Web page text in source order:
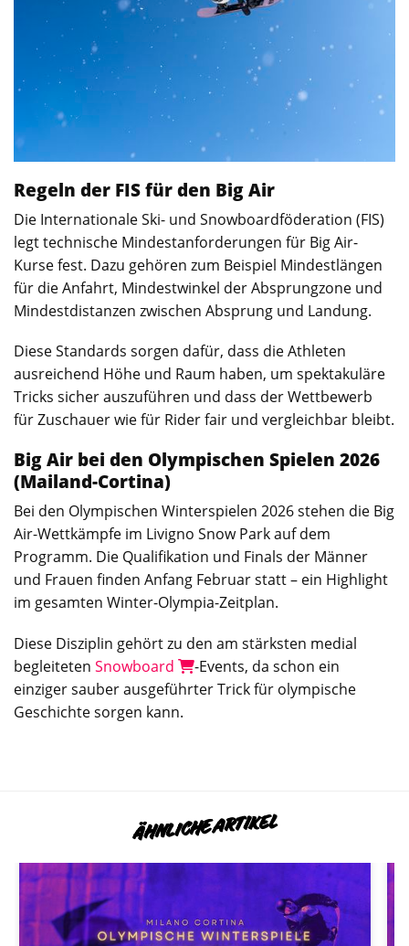
Regeln der FIS für den Big Air
Die Internationale Ski- und Snowboardföderation (FIS)
legt technische Mindestanforderungen für Big Air-
Kurse fest. Dazu gehören zum Beispiel Mindestlängen
für die Anfahrt, Mindestwinkel der Absprungzone und
Mindestdistanzen zwischen Absprung und Landung.
Diese Standards sorgen dafür, dass die Athleten
ausreichend Höhe und Raum haben, um spektakuläre
Tricks sicher auszuführen und dass der Wettbewerb
für Zuschauer wie für Rider fair und vergleichbar bleibt.
Big Air bei den Olympischen Spielen 2026
(Mailand-Cortina)
Bei den Olympischen Winterspielen 2026 stehen die Big
Air-Wettkämpfe im Livigno Snow Park auf dem
Programm. Die Qualifikation und Finals der Männer
und Frauen finden Anfang Februar statt – ein Highlight
im gesamten Winter-Olympia-Zeitplan.
Diese Disziplin gehört zu den am stärksten medial
begleiteten Snowboard
-Events, da schon ein
einziger sauber ausgeführter Trick für olympische
Geschichte sorgen kann.
ÄHNLICHE ARTIKEL